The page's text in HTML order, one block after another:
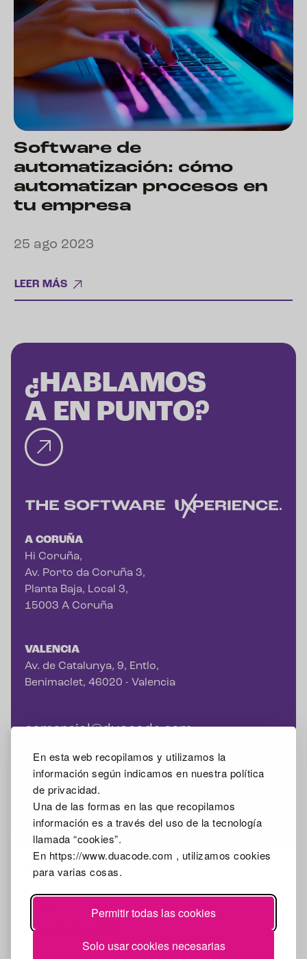
En esta web recopilamos y utilizamos la
información según indicamos en nuestra política
de privacidad.
Una de las formas en las que recopilamos
información es a través del uso de la tecnología
llamada “cookies”.
En https://www.duacode.com , utilizamos cookies
para varias cosas.
Permitir todas las cookies
Solo usar cookies necesarias
Software de
automatización: cómo
automatizar procesos en
tu empresa
25 ago 2023
LEER MÁS
¿HABLAMOS
A EN PUNTO?
A CORUÑA
Hi Coruña,
Av. Porto da Coruña 3,
Planta Baja, Local 3,
15003 A Coruña
VALENCIA
Av. de Catalunya, 9, Entlo,
Benimaclet, 46020 - Valencia
comercial@duacode.com
+34 981 065 089
Facebook Instagram Linkedin Google Mybusiness
2026
Aviso legal
Política de Privacidad